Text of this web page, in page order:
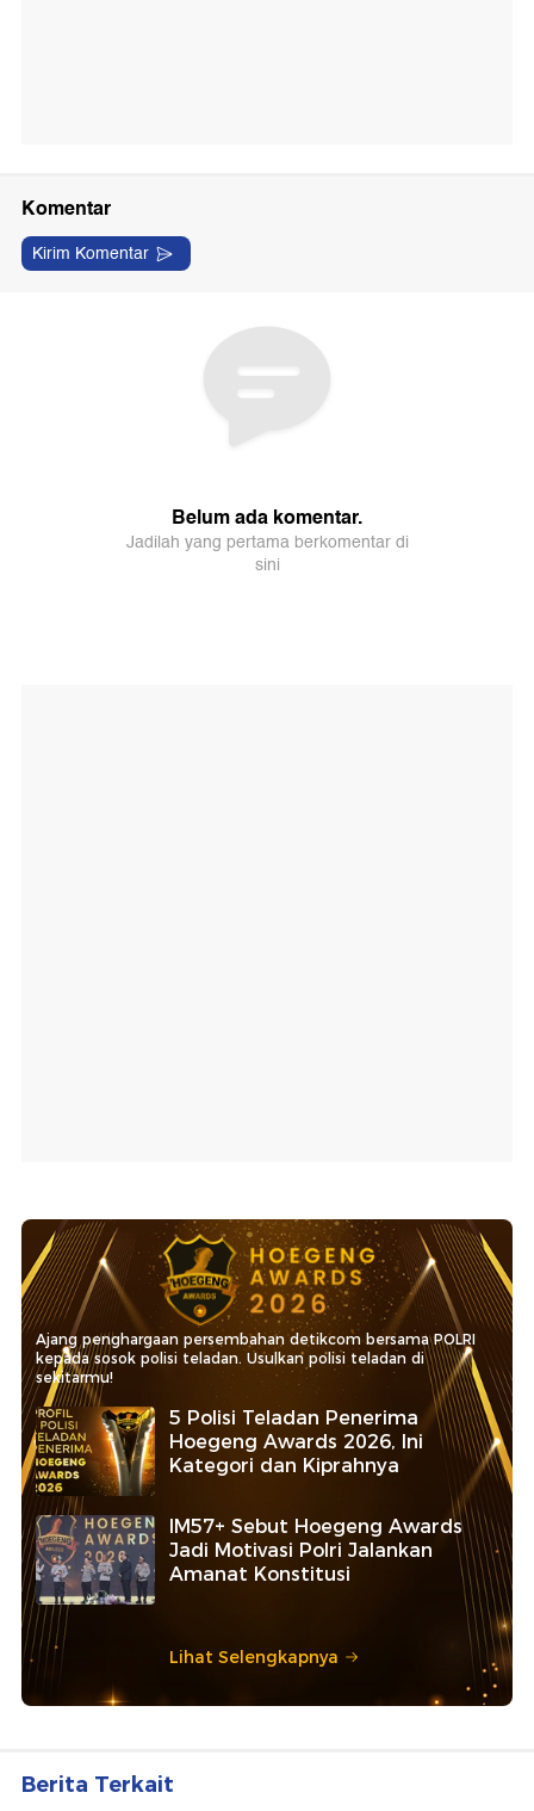
Ajang penghargaan persembahan detikcom bersama POLRI
kepada sosok polisi teladan. Usulkan polisi teladan di
sekitarmu!
5 Polisi Teladan Penerima
Hoegeng Awards 2026, Ini
Kategori dan Kiprahnya
IM57+ Sebut Hoegeng Awards
Jadi Motivasi Polri Jalankan
Amanat Konstitusi
Lihat Selengkapnya
Berita Terkait